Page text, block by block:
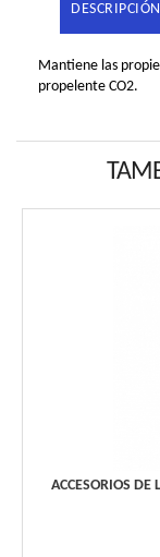
DESCRIPCIÓN
Mantiene las
propelente CO2.
ACCESORIOS